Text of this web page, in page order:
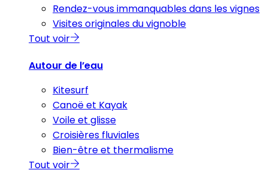
Rendez-vous immanquables dans les vignes
Visites originales du vignoble
Tout voir
Autour de l’eau
Kitesurf
Canoë et Kayak
Voile et glisse
Croisières fluviales
Bien-être et thermalisme
Tout voir